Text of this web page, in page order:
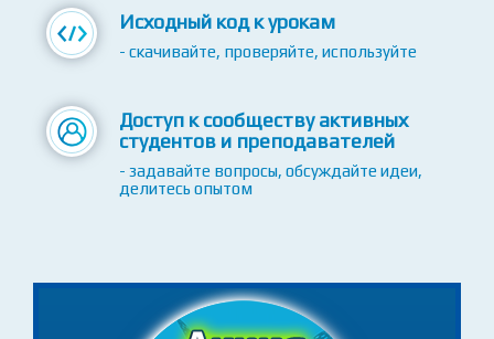
Исходный код к урокам
- скачивайте, проверяйте, используйте
Доступ к сообществу активных
студентов и преподавателей
- задавайте вопросы, обсуждайте идеи,
делитесь опытом